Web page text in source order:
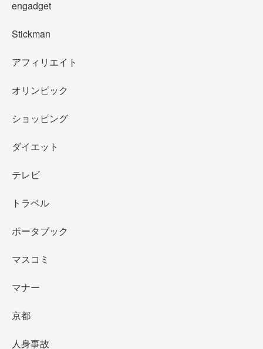
engadget
Stickman
アフィリエイト
オリンピック
ショッピング
ダイエット
テレビ
トラベル
ポータブック
マスコミ
マナー
京都
人身事故